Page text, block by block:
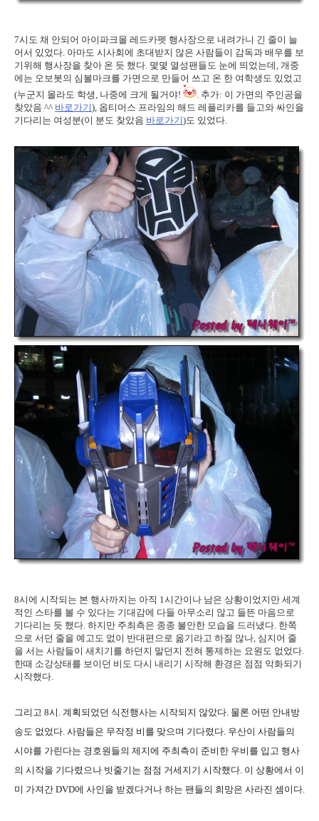
7시도 채 안되어 아이파크몰 레드카펫 행사장으로 내려가니 긴 줄이 늘
어서 있었다. 아마도 시사회에 초대받지 않은 사람들이 감독과 배우를 보
기위해 행사장을 찾아 온 듯 했다. 몇몇 열성팬들도 눈에 띄었는데, 개중
에는 오보봇의 심볼마크를 가면으로 만들어 쓰고 온 한 여학생도 있었고
(누군지 몰라도 학생, 나중에 크게 될거야!
. 추가: 이 가면의 주인공을
찾았음 ^^ 바로가기), 옵티머스 프라임의 해드 레플리카를 들고와 싸인을
기다리는 여성분(이 분도 찾았음 바로가기)도 있었다.
8시에 시작되는 본 행사까지는 아직 1시간이나 남은 상황이었지만 세계
적인 스타를 볼 수 있다는 기대감에 다들 아무소리 않고 들뜬 마음으로
기다리는 듯 했다. 하지만 주최측은 종종 불안한 모습을 드러냈다. 한쪽
으로 서던 줄을 예고도 없이 반대편으로 옮기라고 하질 않나, 심지어 줄
을 서는 사람들이 새치기를 하던지 말던지 전혀 통제하는 요원도 없었다.
한때 소강상태를 보이던 비도 다시 내리기 시작해 환경은 점점 악화되기
시작했다.
그리고 8시. 계획되었던 식전행사는 시작되지 않았다. 물론 어떤 안내방
송도 없었다. 사람들은 무작정 비를 맞으며 기다렸다. 우산이 사람들의
시야를 가린다는 경호원들의 제지에 주최측이 준비한 우비를 입고 행사
의 시작을 기다렸으나 빗줄기는 점점 거세지기 시작했다. 이 상황에서 이
미 가져간 DVD에 사인을 받겠다거나 하는 팬들의 희망은 사라진 셈이다.